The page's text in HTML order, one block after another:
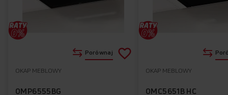
OKAP MEBLOWY
OMP6555BG
Porównaj Dodaj
ulubionych
OKAP MEBLOWY
OMC5651B HC